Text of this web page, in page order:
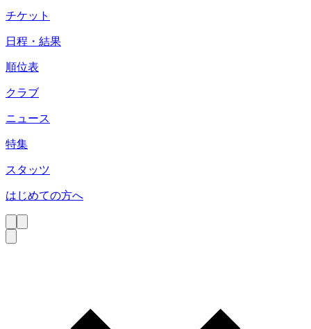
チケット
日程・結果
順位表
クラブ
ニュース
特集
スタッツ
はじめての方へ